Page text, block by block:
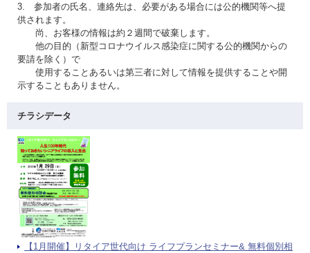
3. 参加者の氏名、連絡先は、必要がある場合には公的機関等へ提
供されます。
尚、お客様の情報は約２週間で破棄します。
他の目的（新型コロナウイルス感染症に関する公的機関からの
要請を除く）で
使用することあるいは第三者に対して情報を提供することや開
示することもありません。
チラシデータ
【1月開催】リタイア世代向け ライフプランセミナー& 無料個別相